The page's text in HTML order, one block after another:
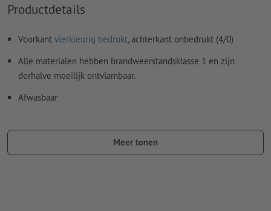
Productdetails
Voorkant vierkleurig bedrukt, achterkant onbedrukt (4/0)
Alle materialen hebben brandweerstandsklasse 1 en zijn
derhalve moeilijk ontvlambaar.
Afwasbaar
doek op een onderlinge afstand van ca 50 cm.
Zeilogen worden volgens leesrichting verwerkt
Meer tonen